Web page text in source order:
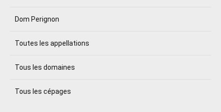
Dom Perignon
Toutes les appellations
Tous les domaines
Tous les cépages